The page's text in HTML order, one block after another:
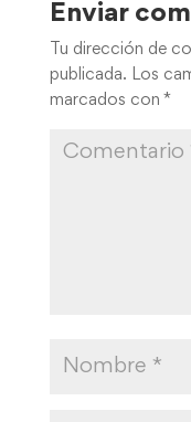
Enviar
Tu dirección de
publicada.
Los
marcados con *